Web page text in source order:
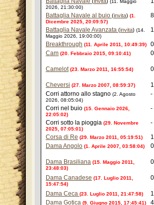
(11. Maggio
2026, 21:30:00)
Battaglia Navale al buio (invita) (1.
Dicembre 2025, 20:09:57)
Battaglia Navale Avanzata (invita) (14.
Maggio 2026, 19:00:00)
Breakthrough (11. Aprile 2011, 10:49:39)
0
Cam (20. Febbraio 2015, 09:10:41) 0
Camelot (23. Marzo 2011, 16:55:54) 0
Cheversi (27. Marzo 2007, 08:59:37)
1
Corri attorno allo stagno (2. Agosto
2026, 08:05:04)
-
Corri nel buio (15. Gennaio 2026,
22:05:02)
-
Corri sotto la pioggia (29. Novembre
2025, 07:05:01)
-
Corsa di Re (29. Marzo 2011, 05:19:51)
1
Dama Angolo (1. Aprile 2007, 03:58:04) 0
Dama Brasiliana (15. Maggio 2011,
23:48:03)
0
Dama Canadese (17. Luglio 2011,
15:47:54)
0
Dama Ceca (23. Luglio 2011, 21:47:58)
1
Dama Gotica (9. Giugno 2015, 17:45:41)
4